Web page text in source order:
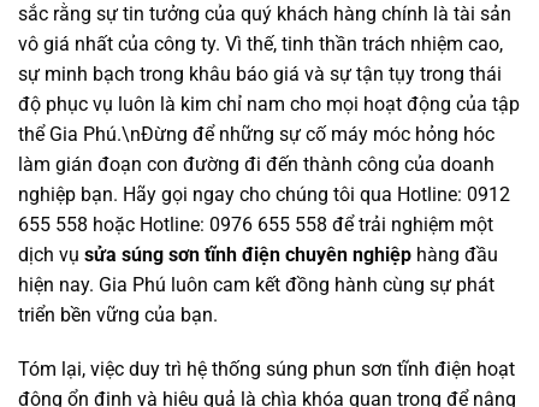
sắc rằng sự tin tưởng của quý khách hàng chính là tài sản
vô giá nhất của công ty. Vì thế, tinh thần trách nhiệm cao,
sự minh bạch trong khâu báo giá và sự tận tụy trong thái
độ phục vụ luôn là kim chỉ nam cho mọi hoạt động của tập
thể Gia Phú.\nĐừng để những sự cố máy móc hỏng hóc
làm gián đoạn con đường đi đến thành công của doanh
nghiệp bạn. Hãy gọi ngay cho chúng tôi qua Hotline: 0912
655 558 hoặc Hotline: 0976 655 558 để trải nghiệm một
dịch vụ sửa súng sơn tĩnh điện chuyên nghiệp hàng đầu
hiện nay. Gia Phú luôn cam kết đồng hành cùng sự phát
triển bền vững của bạn.
Tóm lại, việc duy trì hệ thống súng phun sơn tĩnh điện hoạt
động ổn định và hiệu quả là chìa khóa quan trọng để nâng